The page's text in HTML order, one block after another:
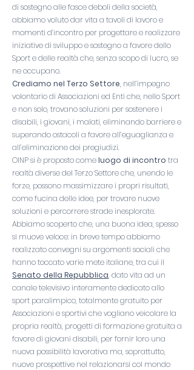
di sostegno alle fasce deboli della società,
abbiamo voluto dar vita a tavoli di lavoro e
momenti d’incontro per progettare e realizzare
iniziative di sviluppo e sostegno a favore dello
Sport e delle realtà che, senza scopo di lucro, se
ne occupano.
Crediamo nel Terzo Settore, nell’impegno
volontario di Associazioni ed Enti che, nello Sport
e non solo, trovano soluzioni per sostenere i
disabili, i giovani, i malati, eliminando barriere e
superando ostacoli a favore all’eguaglianza e
all’eliminazione dei pregiudizi.
OINP si è proposto comeluogo di incontro tra
realtà diverse del Terzo Settore che, unendo le
forze, possono massimizzare i propri risultati,
come fucina delle idee, per trovare nuove
soluzioni e percorrere strade inesplorate.
Abbiamo scoperto che, una buona idea, spesso
si muove veloce: in breve tempo abbiamo
realizzato convegni su argomenti sociali che
hanno toccato varie mete italiane, tra cui il
Senato della Repubblica, dato vita ad un
canale televisivo interamente dedicato allo
sport paralimpico, totalmente gratuito per
Associazioni e sportivi che vogliano veicolare la
propria realtà, progetti di formazione gratuita a
favore di giovani disabili, per fornir loro una
nuova possibilità lavorativa ma, soprattutto,
nuove prospettive nel relazionarsi col mondo